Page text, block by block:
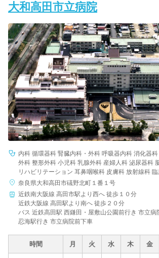
大和高田市立病院
内科 循環器科 腎臓内科・外科 呼吸器内科 消化器
外科 整形外科 小児科 乳腺外科 産婦人科 泌尿器科
リハビリテーション 耳鼻咽喉科 皮膚科 放射線科
奈良県大和高田市礒野北町１番１号
近鉄南大阪線 高田市駅より西へ 徒歩１０分
近鉄大阪線 高田駅より南へ 徒歩２０分
バス 近鉄高田駅 西鎌田・屋敷山公園前行き 市立病
忍海駅行き 市立病院前下車
時間 月 火 水 木 金